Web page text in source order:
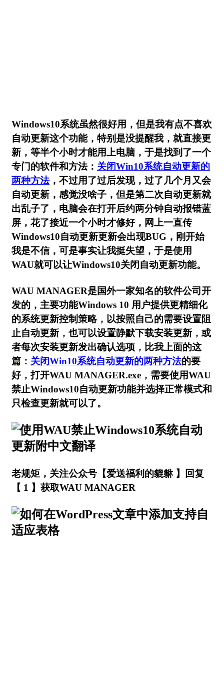
Windows10系统虽然很好用，但是我有点不喜欢
自动更新这个功能，特别是没提醒我，就直接更
新，等半个小时才能用上电脑，于是找到了一个
专门的软件和方法： 关闭Win10系统自动更新的
两种方法，不过用了过后发现，过了几个月又会
自动更新，感觉没啥子，但是第二次自动更新就
出乱子了，电脑会在打开后约两分钟自动报错蓝
屏，花了接近一个小时才修好，网上一直传
Windows10自动更新更新会出现BUG，刚开始
我是不信，可是事实让我挺失望，于是使用
WAU就可以让Windows10关闭自动更新功能。
WAU MANAGER是国外一家知名的软件公司开
发的，主要功能Windows 10 用户提供更精细化
的系统更新控制策略，以按照自己的需要设置阻
止自动更新，也可以设置静默下载安装更新，或
者每次安装更新发出确认选项，比我上面的这
篇： 关闭Win10系统自动更新的两种方法的要
好，打开WAU MANAGER.exe，需要使用WAU
禁止Windows10自动更新功能并选择正常模式和
只检查更新就可以了。
老规矩，关注公众号【爱送福利的貔貅 】回复
【 1 】获取WAU MANAGER